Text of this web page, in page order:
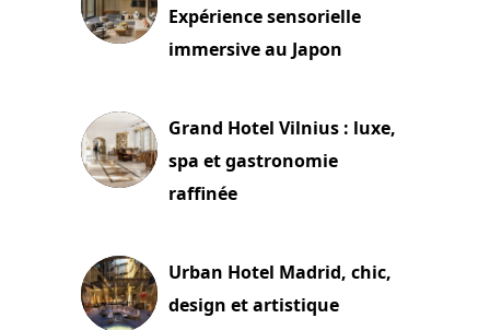
Expérience sensorielle
immersive au Japon
Grand Hotel Vilnius : luxe,
spa et gastronomie
raffinée
Urban Hotel Madrid, chic,
design et artistique